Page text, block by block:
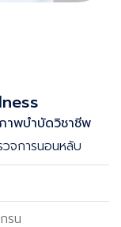
าพบําบัดวิชาชีพ
จการนอนหลับ
รน